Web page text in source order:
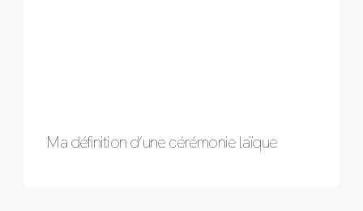
Ma définition d’une cérémonie laïque